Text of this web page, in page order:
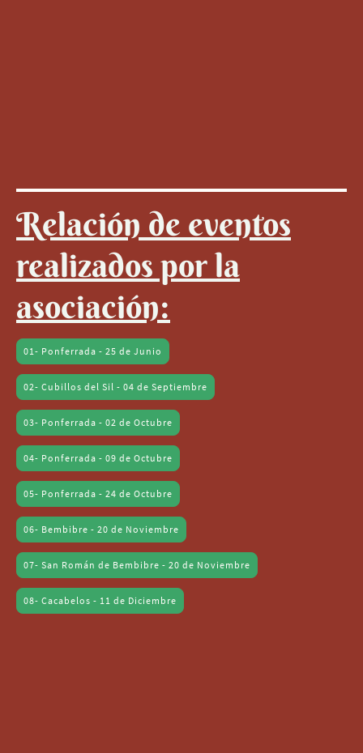
Relación de eventos
realizados por la
asociación:
01- Ponferrada - 25 de Junio
02- Cubillos del Sil - 04 de Septiembre
03- Ponferrada - 02 de Octubre
04- Ponferrada - 09 de Octubre
05- Ponferrada - 24 de Octubre
06- Bembibre - 20 de Noviembre
07- San Román de Bembibre - 20 de Noviembre
08- Cacabelos - 11 de Diciembre